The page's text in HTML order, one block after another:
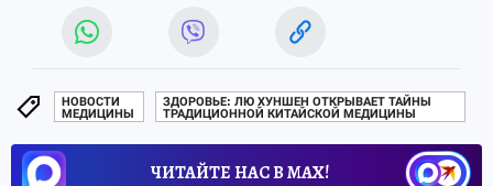
НОВОСТИ
МЕДИЦИНЫ
ЗДОРОВЬЕ: ЛЮ ХУНШЕН ОТКРЫВАЕТ ТАЙНЫ
ТРАДИЦИОННОЙ КИТАЙСКОЙ МЕДИЦИНЫ
ЧИТАЙТЕ НАС В МАХ!